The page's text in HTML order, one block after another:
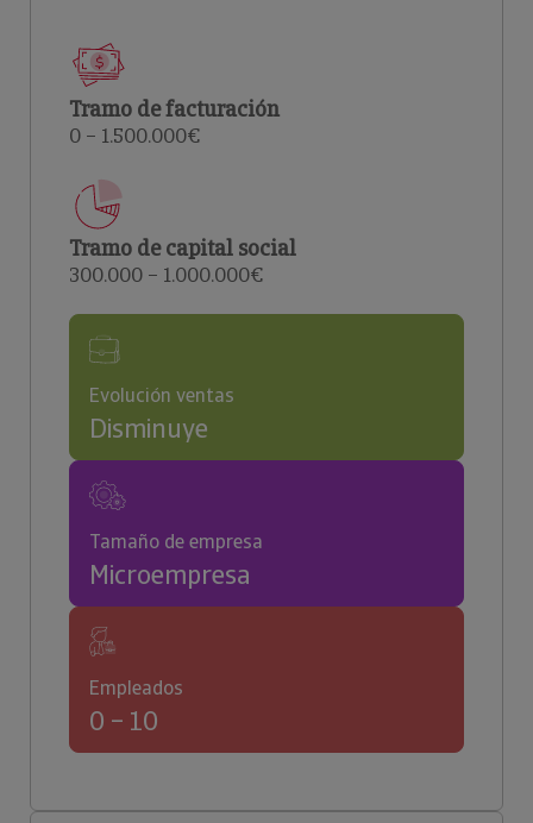
Tramo de facturación
0 – 1.500.000€
Tramo de capital social
300.000 – 1.000.000€
Evolución ventas
Disminuye
Tamaño de empresa
Microempresa
Empleados
0 – 10